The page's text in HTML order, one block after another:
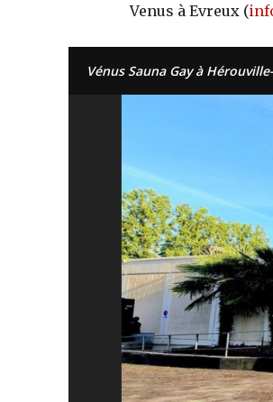
Venus à Evreux (
Vénus Sauna Gay à